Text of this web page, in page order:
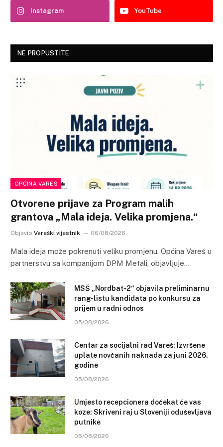
Instagram YouTube
NE PROPUSTITE
OPĆINA VAREŠ
Otvorene prijave za Program malih
grantova „Mala ideja. Velika promjena.“
Objavio Vareški vijestnik 06/08/2026
Mala ideja može pokrenuti veliku promjenu. Općina Vareš u
partnerstvu sa kompanijom DPM Metali, objavljuje…
MSŠ „Nordbat-2“ objavila preliminarnu
rang-listu kandidata po konkursu za
prijem u radni odnos
05/08/2026
Centar za socijalni rad Vareš: Izvršene
uplate novčanih naknada za juni 2026.
godine
05/08/2026
Umjesto recepcionera dočekat će vas
koze: Skriveni raj u Sloveniji oduševljava
putnike
05/08/2026